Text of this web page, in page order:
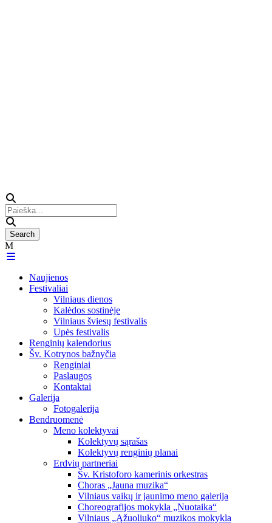
Naujienos
Festivaliai
Vilniaus dienos
Kalėdos sostinėje
Vilniaus šviesų festivalis
Upės festivalis
Renginių kalendorius
Šv. Kotrynos bažnyčia
Renginiai
Paslaugos
Kontaktai
Galerija
Fotogalerija
Bendruomenė
Meno kolektyvai
Kolektyvų sąrašas
Kolektyvų renginių planai
Erdvių partneriai
Šv. Kristoforo kamerinis orkestras
Choras „Jauna muzika“
Vilniaus vaikų ir jaunimo meno galerija
Choreografijos mokykla „Nuotaika“
Vilniaus „Ąžuoliuko“ muzikos mokykla